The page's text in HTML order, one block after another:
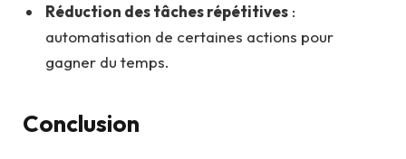
Réduction des tâches répétitives :
automatisation de certaines actions pour
gagner du temps.
Conclusion